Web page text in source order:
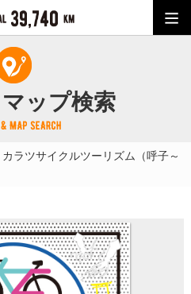
ップ検索
カラツサイクルツーリズム（呼子～